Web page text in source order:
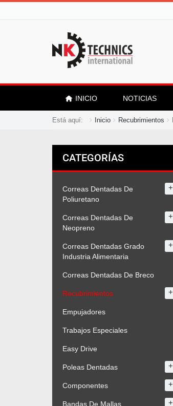
INICIO NOTICIAS
Está aquí: Inicio Recubrimientos
CATEGORÍAS
Correas Dentadas De
Poliuretano
+
Correas Dentadas De
Neopreno
+
Correas Dentadas Grado
Industria Alimentaria
+
Correas Dentadas De Breco
Recubrimientos +
Empujadores
Trabajos Especiales
Easy Drive
Poleas Dentadas +
Componentes +
Bandas De Mallas +